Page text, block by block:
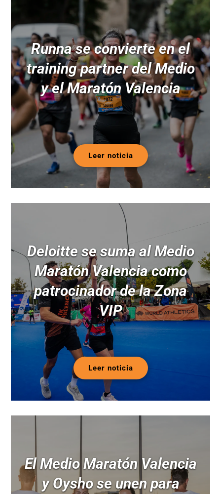
Runna se convierte en el
training partner del Medio
y el Maratón Valencia
Leer noticia
Deloitte se suma al Medio
Maratón Valencia como
patrocinador de la Zona
VIP
Leer noticia
El Medio Maratón Valencia
y Oysho se unen para